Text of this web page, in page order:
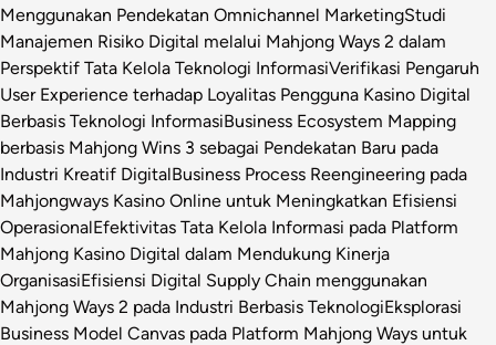
Menggunakan Pendekatan Omnichannel MarketingStudi
Manajemen Risiko Digital melalui Mahjong Ways 2 dalam
Perspektif Tata Kelola Teknologi InformasiVerifikasi Pengaruh
User Experience terhadap Loyalitas Pengguna Kasino Digital
Berbasis Teknologi InformasiBusiness Ecosystem Mapping
berbasis Mahjong Wins 3 sebagai Pendekatan Baru pada
Industri Kreatif DigitalBusiness Process Reengineering pada
Mahjongways Kasino Online untuk Meningkatkan Efisiensi
OperasionalEfektivitas Tata Kelola Informasi pada Platform
Mahjong Kasino Digital dalam Mendukung Kinerja
OrganisasiEfisiensi Digital Supply Chain menggunakan
Mahjong Ways 2 pada Industri Berbasis TeknologiEksplorasi
Business Model Canvas pada Platform Mahjong Ways untuk